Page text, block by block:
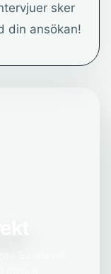
sker
din ansökan!